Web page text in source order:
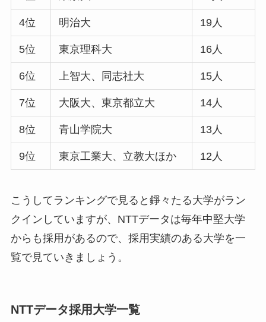
4位 明治大 19人
5位 東京理科大 16人
6位 上智大、同志社大 15人
7位 大阪大、東京都立大 14人
8位 青山学院大 13人
9位 東京工業大、立教大ほか 12人
こうしてランキングで見ると錚々たる大学がラン
クインしていますが、NTTデータは毎年中堅大学
からも採用があるので、採用実績のある大学を一
覧で見ていきましょう。
NTTデータ採用大学一覧